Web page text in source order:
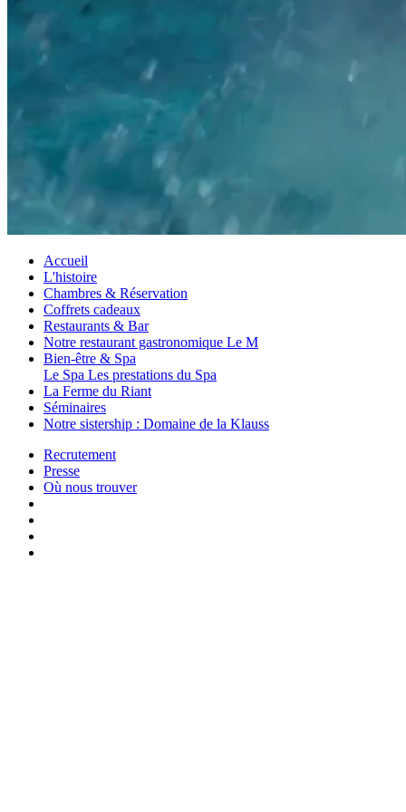
Accueil
L'histoire
Chambres & Réservation
Coffrets cadeaux
Restaurants & Bar
Notre restaurant gastronomique Le M
Bien-être & Spa
Le Spa Les prestations du Spa
La Ferme du Riant
Séminaires
Notre sistership : Domaine de la Klauss
Recrutement
Presse
Où nous trouver